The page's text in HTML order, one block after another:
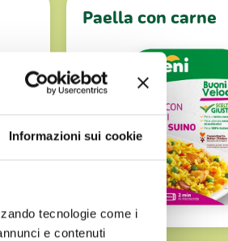
Informazioni sui cookie
tecnologie come i
e contenuti
Paella con carne